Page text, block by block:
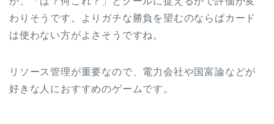
わりそうです。よりガチな勝負を望むのならばカード
は使わない方がよさそうですね。
リソース管理が重要なので、電力会社や国富論などが
好きな人におすすめのゲームです。